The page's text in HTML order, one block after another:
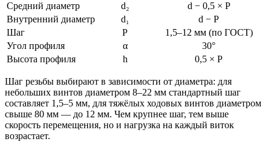
Средний диаметр
d₂
d − 0,5 × P
Внутренний диаметр
d₁
d − P
Шаг
P
1,5–12 мм (по ГОСТ)
Угол профиля
α
30°
Высота профиля
h 0,5 × P
Шаг резьбы выбирают в зависимости от диаметра: для
небольших винтов диаметром 8–22 мм стандартный шаг
составляет 1,5–5 мм, для тяжёлых ходовых винтов диаметром
свыше 80 мм — до 12 мм. Чем крупнее шаг, тем выше
скорость перемещения, но и нагрузка на каждый виток
возрастает.